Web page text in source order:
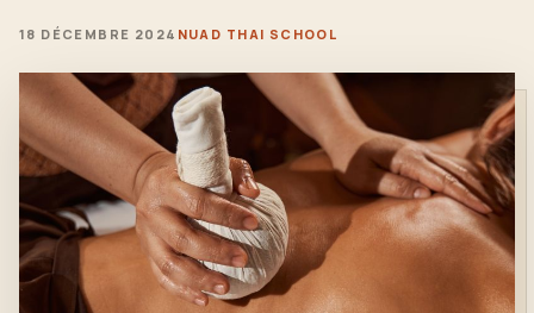
18 DÉCEMBRE 2024 NUAD THAI SCHOOL